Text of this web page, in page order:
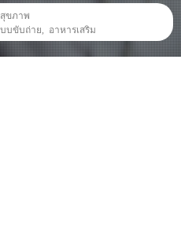
ขภาพ
บบขับถ่าย อาหารเสริม